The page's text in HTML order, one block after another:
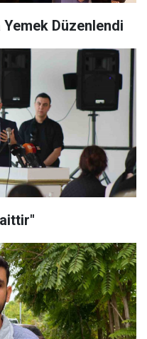
Düzenlendi